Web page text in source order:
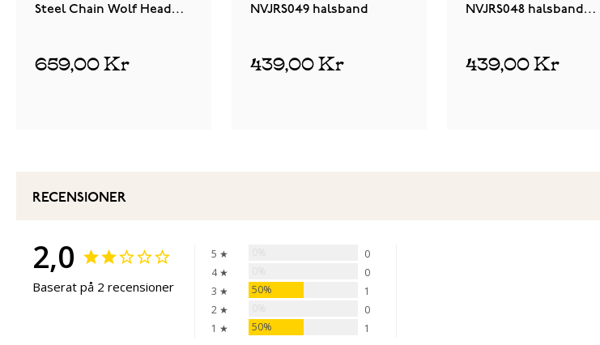
Steel Chain Wolf Head
659,00 Kr
NVJRS049 halsband
439,00 Kr
NVJRS048 halsband
439,00 Kr
RECENSIONER
2,0
Baserat på 2 recensioner
5 ★
0
4 ★
0
3 ★
50%
1
2 ★
0
1 ★
50% 1